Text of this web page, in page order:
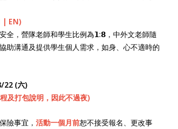
| EN)
全，營隊老師和學生比例為𝟭:𝟴，中外文老師隨
助溝通及提供學生個人需求，如身、心不適時的
22 (六)
及打包說明，因此不過夜)
險事宜，活動一個月前恕不接受報名、更改事